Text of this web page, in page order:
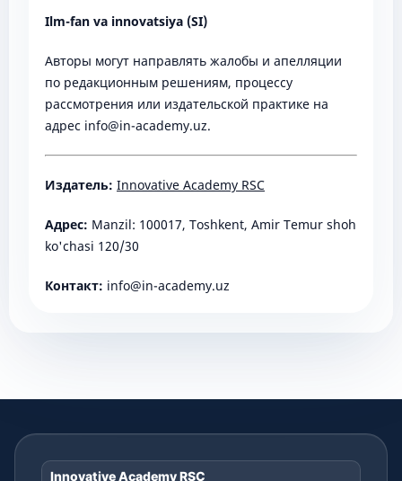
Ilm-fan va innovatsiya (SI)
Авторы могут направлять жалобы и апелляции
по редакционным решениям, процессу
рассмотрения или издательской практике на
адрес info@in-academy.uz.
Издатель: Innovative Academy RSC
Адрес: Manzil: 100017, Toshkent, Amir Temur shoh
ko'chasi 120/30
Контакт: info@in-academy.uz
Innovative Academy RSC